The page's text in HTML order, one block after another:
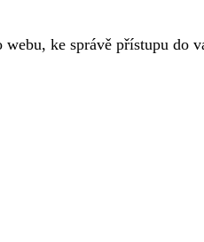
ke správě přístupu do